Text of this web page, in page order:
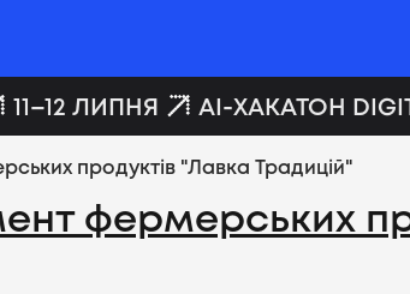
11–12 ЛИПНЯ AI-ХАКАТОН
продуктів "Лавка Традицій"
фермерських